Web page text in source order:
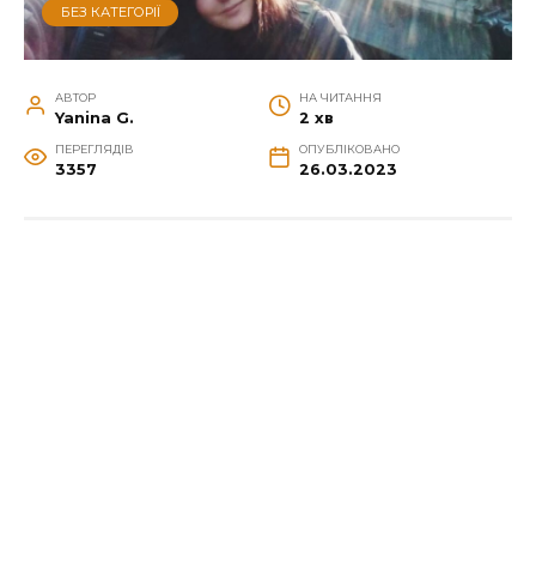
БЕЗ КАТЕГОРІЇ
АВТОР
Yanina G.
НА ЧИТАННЯ
2 хв
ПЕРЕГЛЯДІВ
3357
ОПУБЛІКОВАНО
26.03.2023